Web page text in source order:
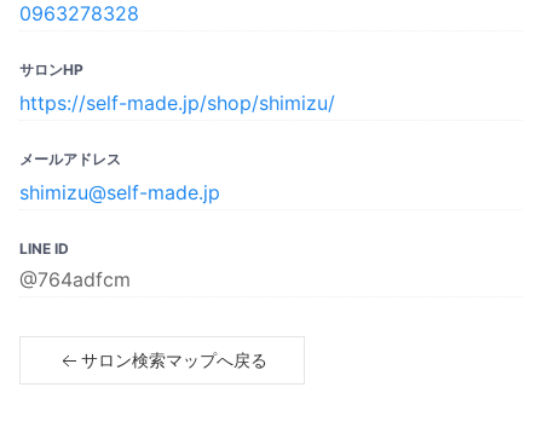
0963278328
サロンHP
https://self-made.jp/shop/shimizu/
メールアドレス
shimizu@self-made.jp
LINE ID
@764adfcm
サロン検索マップへ戻る